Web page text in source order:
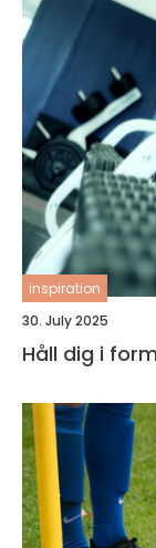
inspiration
30. July 2025
Håll dig i